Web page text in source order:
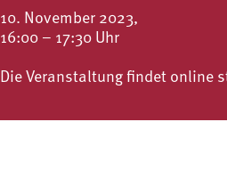
10. November 2023,
16:00 – 17:30 Uhr
Die Veranstaltung findet online